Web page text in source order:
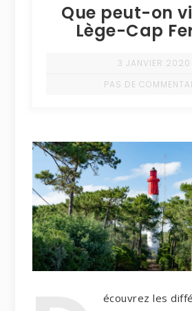
Que peut-on
Lège-Cap
3 JANVIER 2020
PAS DE
écouvrez les